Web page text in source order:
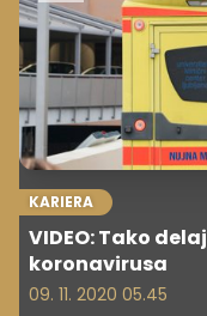
KARIERA
VIDEO: Tako
koronavirusa
09. 11. 2020 05.45